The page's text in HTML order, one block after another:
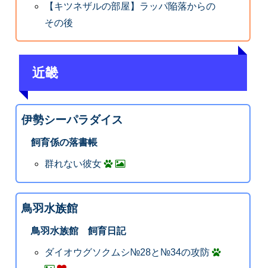
【キツネザルの部屋】ラッパ陥落からの
その後
近畿
伊勢シーパラダイス
飼育係の落書帳
群れない彼女
鳥羽水族館
鳥羽水族館 飼育日記
ダイオウグソクムシ№28と№34の攻防